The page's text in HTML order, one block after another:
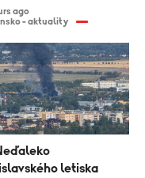
rokov
ago
- aktuality
letiska